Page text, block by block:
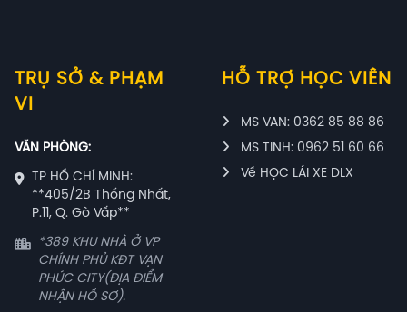
TRỤ SỞ & PHẠM
VI
VĂN PHÒNG:
TP HỒ CHÍ MINH:
**405/2B Thống Nhất,
P.11, Q. Gò Vấp**
*389 KHU NHÀ Ở VP
CHÍNH PHỦ KĐT VẠN
PHÚC CITY(ĐỊA ĐIỂM
NHẬN HỒ SƠ).
HỖ TRỢ HỌC VIÊN
MS VAN: 0362 85 88 86
MS TINH: 0962 51 60 66
Về HỌC LÁI XE DLX